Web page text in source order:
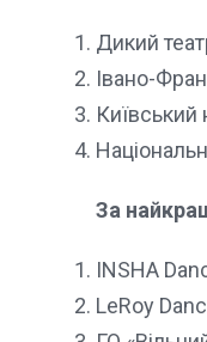
Дикий
Івано-
Київський
За
INSHA
LeRoy